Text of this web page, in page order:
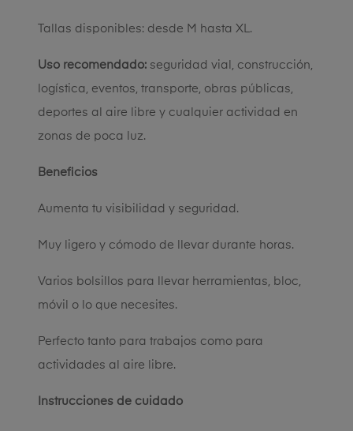
Tallas disponibles: desde M hasta XL.
Uso recomendado: seguridad vial, construcción,
logística, eventos, transporte, obras públicas,
deportes al aire libre y cualquier actividad en
zonas de poca luz.
Beneficios
Aumenta tu visibilidad y seguridad.
Muy ligero y cómodo de llevar durante horas.
Varios bolsillos para llevar herramientas, bloc,
móvil o lo que necesites.
Perfecto tanto para trabajos como para
actividades al aire libre.
Instrucciones de cuidado